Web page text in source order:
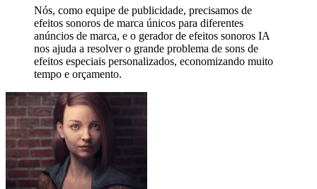
Nós, como equipe de publicidade, precisamos de
efeitos sonoros de marca únicos para diferentes
anúncios de marca, e o gerador de efeitos sonoros IA
nos ajuda a resolver o grande problema de sons de
efeitos especiais personalizados, economizando muito
tempo e orçamento.